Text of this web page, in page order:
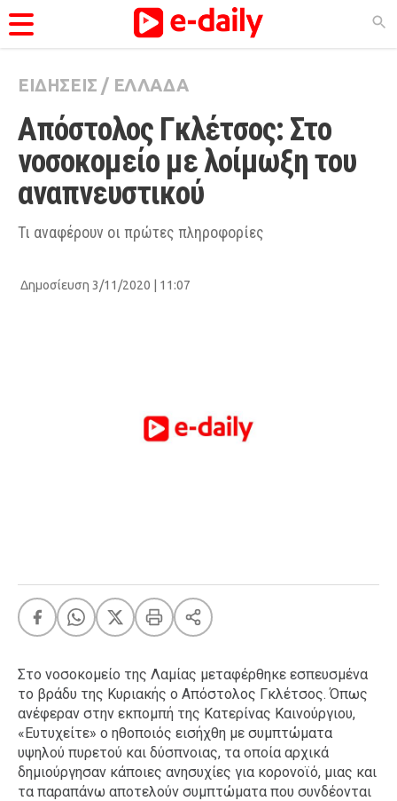
ΚΑΤΗΓΟΡΊΕΣ
Ειδήσεις
Θέματα
Videos
Podcasts
Life
A-List LGBTQI+
LIFE
Food
Body+Mind
ΕΙΔΗΣΕΙΣ / ΕΛΛΑΔΑ
Απόστολος Γκλέτσος: Στο
νοσοκομείο με λοίμωξη του
αναπνευστικού
Τι αναφέρουν οι πρώτες πληροφορίες
Δημοσίευση 3/11/2020 | 11:07
Στο νοσοκομείο της Λαμίας μεταφέρθηκε εσπευσμένα
το βράδυ της Κυριακής ο Απόστολος Γκλέτσος. Όπως
ανέφεραν στην εκπομπή της Κατερίνας Καινούργιου,
«Ευτυχείτε» ο ηθοποιός εισήχθη με συμπτώματα
υψηλού πυρετού και δύσπνοιας, τα οποία αρχικά
δημιούργησαν κάποιες ανησυχίες για κορονοϊό, μιας και
τα παραπάνω αποτελούν συμπτώματα που συνδέονται